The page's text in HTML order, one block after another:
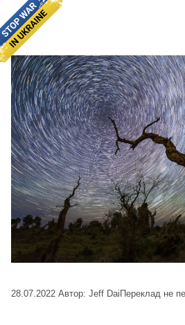
28.07.2022 Автор: Jeff Dai Переклад не